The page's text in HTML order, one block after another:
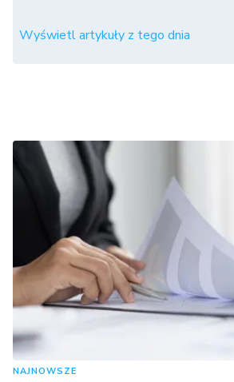
Wyświetl artykuły z tego dnia
NAJNOWSZE